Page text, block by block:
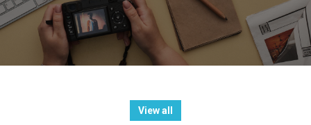
View all